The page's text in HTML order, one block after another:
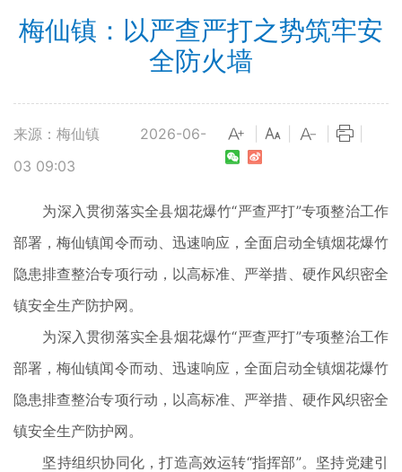
梅仙镇：以严查严打之势筑牢安
全防火墙
来源：梅仙镇
2026-06-
03 09:03
为深入贯彻落实全县烟花爆竹“严查严打”专项整治工作
部署，梅仙镇闻令而动、迅速响应，全面启动全镇烟花爆竹
隐患排查整治专项行动，以高标准、严举措、硬作风织密全
镇安全生产防护网。
为深入贯彻落实全县烟花爆竹“严查严打”专项整治工作
部署，梅仙镇闻令而动、迅速响应，全面启动全镇烟花爆竹
隐患排查整治专项行动，以高标准、严举措、硬作风织密全
镇安全生产防护网。
坚持组织协同化，打造高效运转“指挥部”。坚持党建引